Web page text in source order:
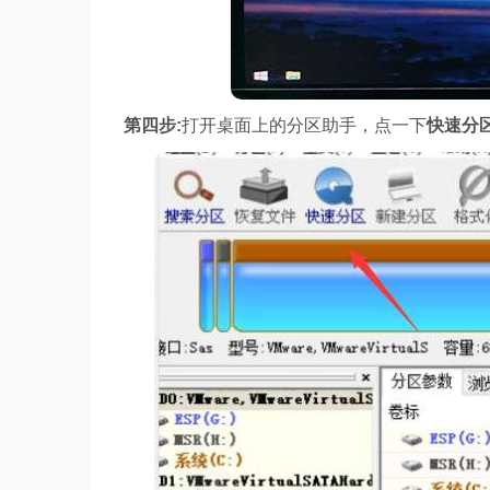
第四步:打开桌面上的分区助手，点一下快速分